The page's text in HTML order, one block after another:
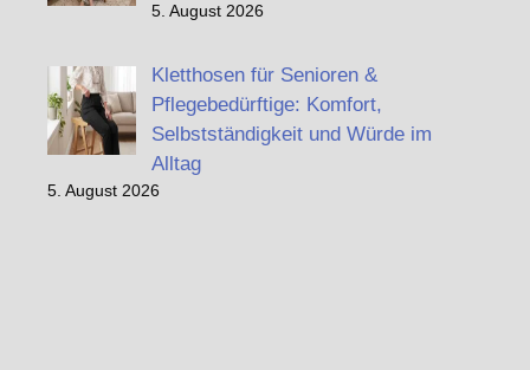
5. August 2026
Kletthosen für Senioren &
Pflegebedürftige: Komfort,
Selbstständigkeit und Würde im
Alltag
5. August 2026